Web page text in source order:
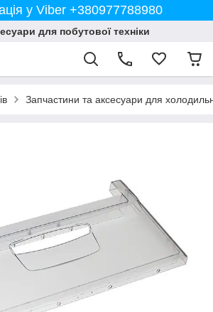
у Viber +380977788980
для побутової техніки
Запчастини та аксесуари для